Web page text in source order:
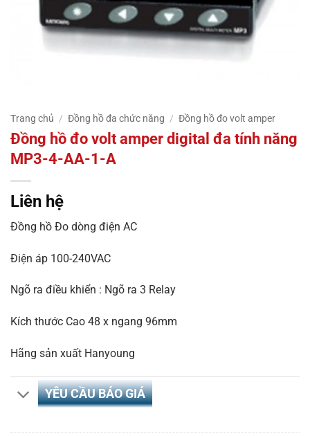
Trang chủ / Đồng hồ đa chức năng / Đồng hồ đo volt amper
Đồng hồ đo volt amper digital đa tính năng
MP3-4-AA-1-A
Liên hệ
Đồng hồ Đo dòng điện AC
Điện áp 100-240VAC
Ngõ ra điều khiển : Ngõ ra 3 Relay
Kích thước Cao 48 x ngang 96mm
Hãng sản xuất Hanyoung
YÊU CẦU BÁO GIÁ